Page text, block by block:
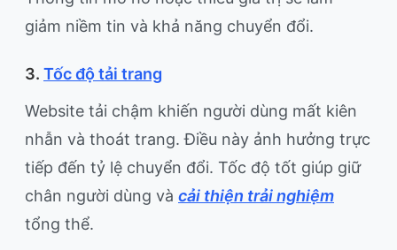
giảm niềm tin và khả năng chuyển đổi.
3. Tốc độ tải trang
Website tải chậm khiến người dùng mất kiên
nhẫn và thoát trang. Điều này ảnh hưởng trực
tiếp đến tỷ lệ chuyển đổi. Tốc độ tốt giúp giữ
chân người dùng và cải thiện trải nghiệm
tổng thể.